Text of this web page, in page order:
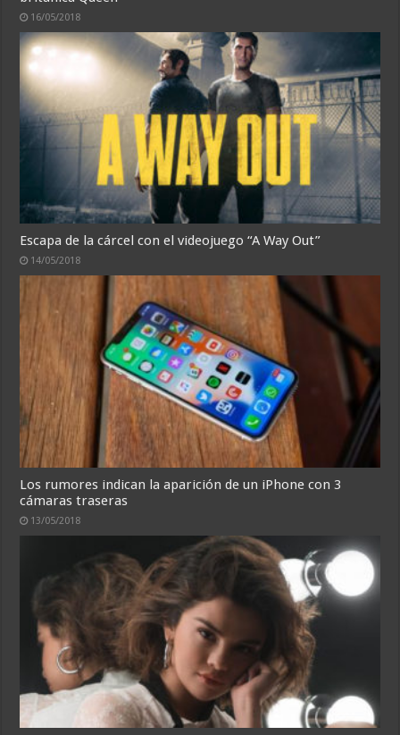
16/05/2018
Escapa de la cárcel con el videojuego “A Way Out”
14/05/2018
Los rumores indican la aparición de un iPhone con 3
cámaras traseras
13/05/2018